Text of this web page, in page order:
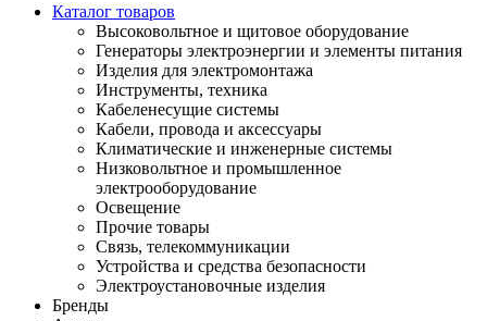
Каталог товаров
Высоковольтное и щитовое оборудование
Генераторы электроэнергии и элементы питания
Изделия для электромонтажа
Инструменты, техника
Кабеленесущие системы
Кабели, провода и аксессуары
Климатические и инженерные системы
Низковольтное и промышленное
электрооборудование
Освещение
Прочие товары
Связь, телекоммуникации
Устройства и средства безопасности
Электроустановочные изделия
Бренды